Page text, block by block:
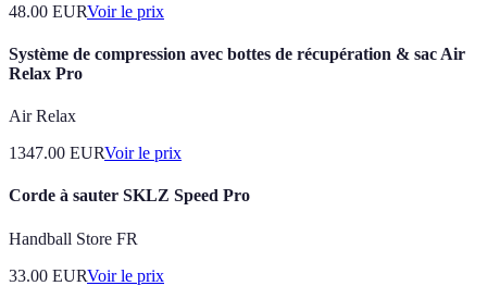
48.00 EURVoir le prix
Système de compression avec bottes de récupération & sac Air
Relax Pro
Air Relax
1347.00 EURVoir le prix
Corde à sauter SKLZ Speed Pro
Handball Store FR
33.00 EURVoir le prix